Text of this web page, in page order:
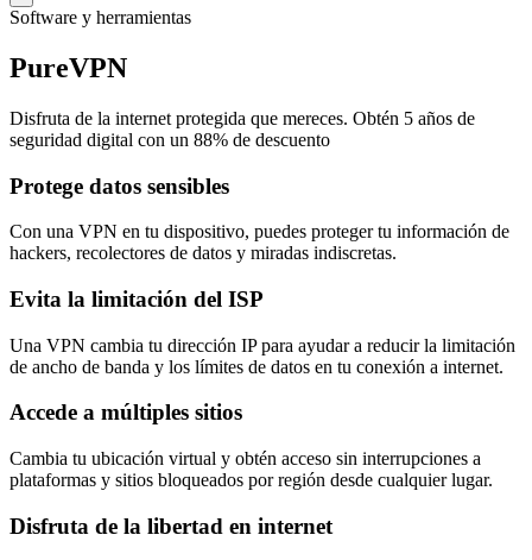
Software y herramientas
PureVPN
Disfruta de la internet protegida que mereces. Obtén 5 años de
seguridad digital con un 88% de descuento
Protege datos sensibles
Con una VPN en tu dispositivo, puedes proteger tu información de
hackers, recolectores de datos y miradas indiscretas.
Evita la limitación del ISP
Una VPN cambia tu dirección IP para ayudar a reducir la limitación
de ancho de banda y los límites de datos en tu conexión a internet.
Accede a múltiples sitios
Cambia tu ubicación virtual y obtén acceso sin interrupciones a
plataformas y sitios bloqueados por región desde cualquier lugar.
Disfruta de la libertad en internet